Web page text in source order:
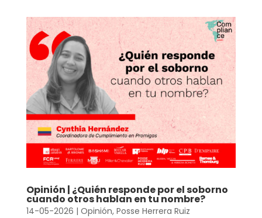
Opinión | ¿Quién responde por el soborno
cuando otros hablan en tu nombre?
14-05-2026 | Opinión, Posse Herrera Ruiz